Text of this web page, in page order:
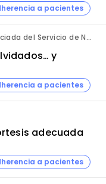
a pacientes
Dra. Lorena Comeche. Jefa asociada del Servicio de Neumología. Hospital Universitario Quirónsalud Madrid.
y
a pacientes
adecuada
a pacientes